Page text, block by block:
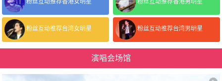
粉丝互动推荐香港女明星 粉丝互动推荐香港男明星
粉丝互动推荐台湾女明星 粉丝互动推荐台湾男明星
演唱会场馆